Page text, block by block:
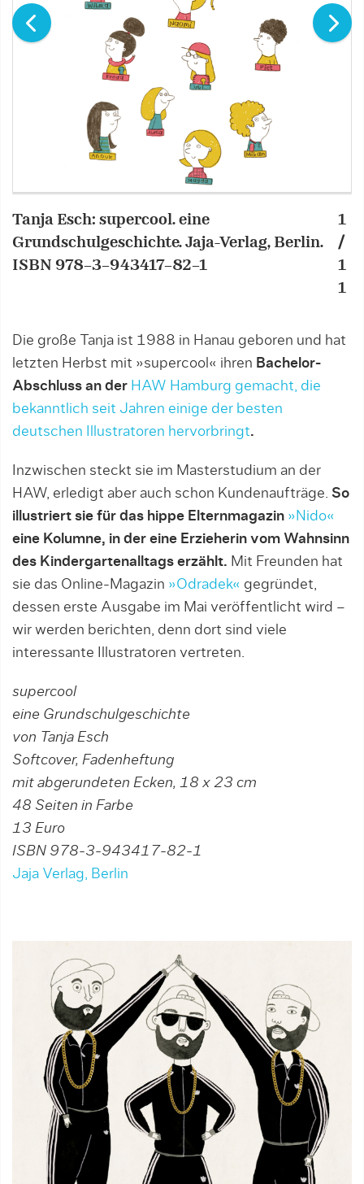
Tanja Esch: supercool. eine
Grundschulgeschichte. Jaja-Verlag, Berlin.
ISBN 978-3-943417-82-1
1
/
1
1
Die große Tanja ist 1988 in Hanau geboren und hat
letzten Herbst mit »supercool« ihren Bachelor-
Abschluss an der HAW Hamburg gemacht, die
bekanntlich seit Jahren einige der besten
deutschen Illustratoren hervorbringt.
Inzwischen steckt sie im Masterstudium an der
HAW, erledigt aber auch schon Kundenaufträge. So
illustriert sie für das hippe Elternmagazin »Nido«
eine Kolumne, in der eine Erzieherin vom Wahnsinn
des Kindergartenalltags erzählt. Mit Freunden hat
sie das Online-Magazin »Odradek« gegründet,
dessen erste Ausgabe im Mai veröffentlicht wird –
wir werden berichten, denn dort sind viele
interessante Illustratoren vertreten.
supercool
eine Grundschulgeschichte
von Tanja Esch
Softcover, Fadenheftung
mit abgerundeten Ecken, 18 x 23 cm
48 Seiten in Farbe
13 Euro
ISBN 978-3-943417-82-1
Jaja Verlag, Berlin